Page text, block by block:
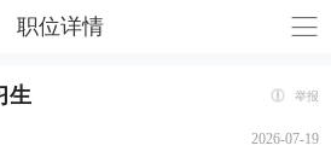
职位详情
生 举报
2026-07-19